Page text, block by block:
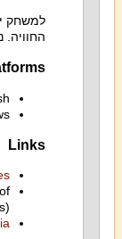
למשחק
החוויה.
Links